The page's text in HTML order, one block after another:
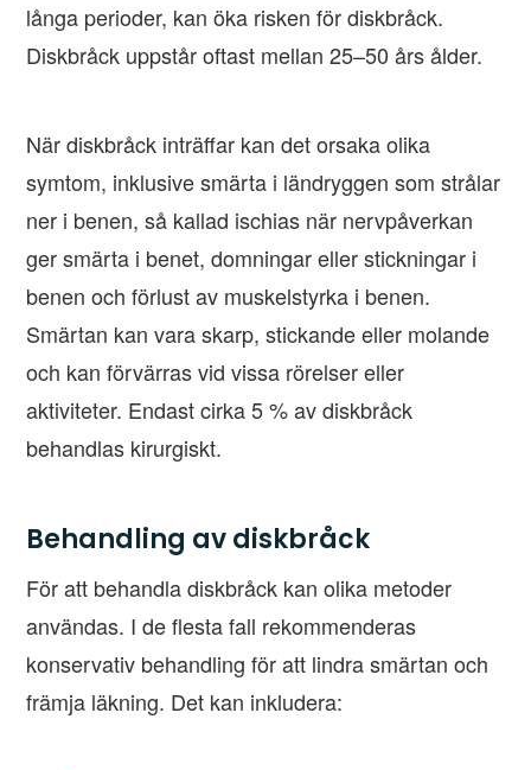
långa perioder, kan öka risken för diskbråck.
Diskbråck uppstår oftast mellan 25–50 års ålder.
När diskbråck inträffar kan det orsaka olika
symtom, inklusive smärta i ländryggen som strålar
ner i benen, så kallad ischias när nervpåverkan
ger smärta i benet, domningar eller stickningar i
benen och förlust av muskelstyrka i benen.
Smärtan kan vara skarp, stickande eller molande
och kan förvärras vid vissa rörelser eller
aktiviteter. Endast cirka 5 % av diskbråck
behandlas kirurgiskt.
Behandling av diskbråck
För att behandla diskbråck kan olika metoder
användas. I de flesta fall rekommenderas
konservativ behandling för att lindra smärtan och
främja läkning. Det kan inkludera: